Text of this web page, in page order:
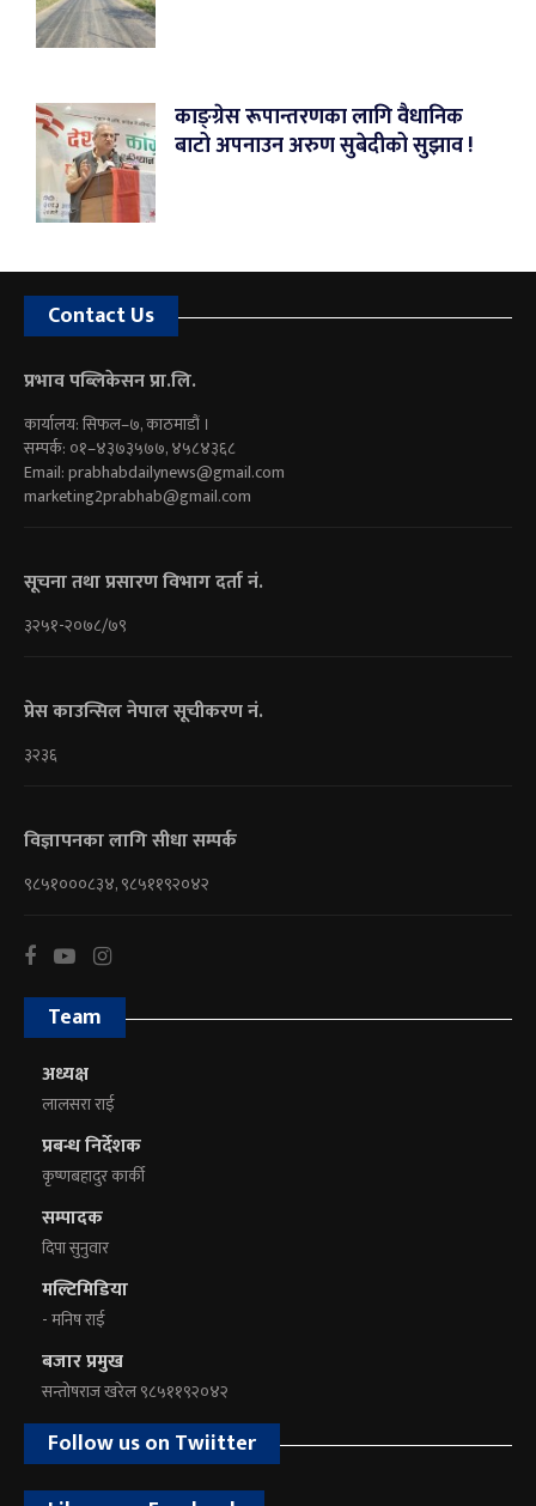
काङ्ग्रेस रूपान्तरणका लागि वैधानिक
बाटो अपनाउन अरुण सुबेदीको सुझाव !
Contact Us
प्रभाव पब्लिकेसन प्रा.लि.
कार्यालय: सिफल–७, काठमाडौं ।
सम्पर्क: ०१–४३७३५७७, ४५८४३६८
Email:prabhabdailynews@gmail.com
marketing2prabhab@gmail.com
सूचना तथा प्रसारण विभाग दर्ता नं.
३२५१-२०७८/७९
प्रेस काउन्सिल नेपाल सूचीकरण नं.
३२३६
विज्ञापनका लागि सीधा सम्पर्क
९८५१०००८३४, ९८५११९२०४२
Team
अध्यक्ष
लालसरा राई
प्रबन्ध निर्देशक
कृष्णबहादुर कार्की
सम्पादक
दिपा सुनुवार
मल्टिमिडिया
- मनिष राई
बजार प्रमुख
सन्तोषराज खरेल ९८५११९२०४२
Follow us on Twiitter